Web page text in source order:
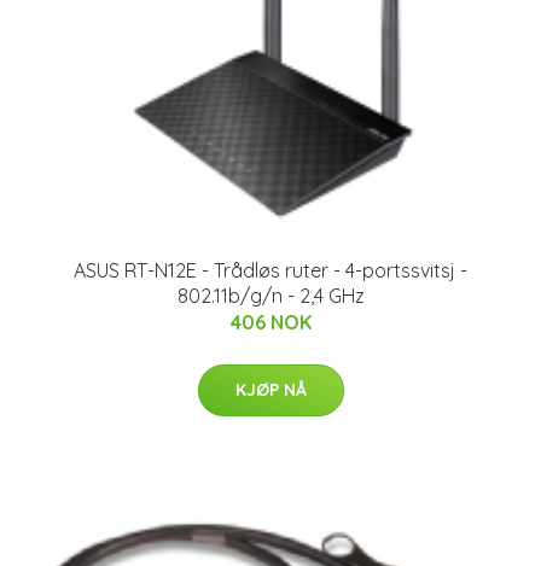
ASUS RT-N12E - Trådløs ruter - 4-portssvitsj -
802.11b/g/n - 2,4 GHz
406 NOK
KJØP NÅ